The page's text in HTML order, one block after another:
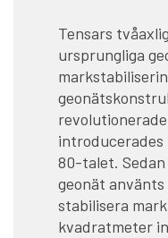
Tensars
ursprungliga
80-talet. Sedan
geonät
stabilisera
kvadratmeter